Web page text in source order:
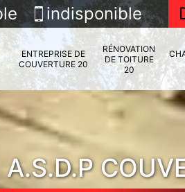
indisponible
ENTREPRISE DE
COUVERTURE 20
RÉNOVATION
DE TOITURE
20
A.S.D.P